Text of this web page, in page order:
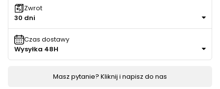
Zwrot
30 dni
Czas dostawy
Wysyłka 48H
Masz pytanie? Kliknij i napisz do nas